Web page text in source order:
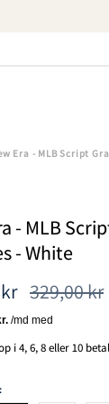
Era - MLB Script
- MLB
- White
Normal
pris
329,00 kr
i 4, 6, 8 eller 10